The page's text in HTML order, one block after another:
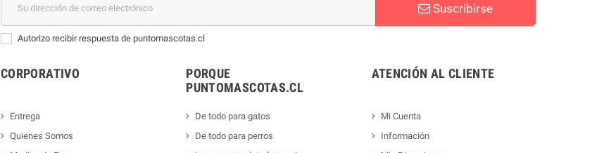
Suscribirse
Autorizo recibir respuesta de puntomascotas.cl
CORPORATIVO
Entrega
Quienes Somos
PORQUE
PUNTOMASCOTAS.CL
De todo para gatos
De todo para perros
ATENCIÓN AL CLIENTE
Mi Cuenta
Información